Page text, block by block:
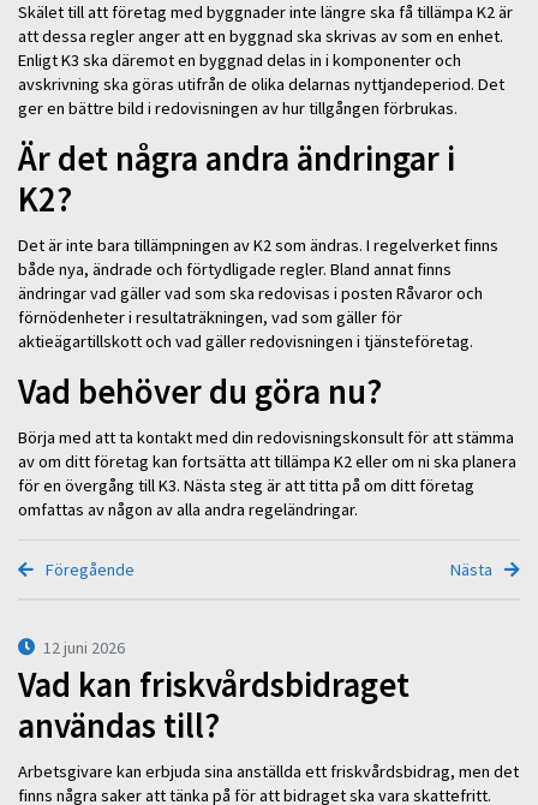
Skälet till att företag med byggnader inte längre ska få tillämpa K2 är
att dessa regler anger att en byggnad ska skrivas av som en enhet.
Enligt K3 ska däremot en byggnad delas in i komponenter och
avskrivning ska göras utifrån de olika delarnas nyttjandeperiod. Det
ger en bättre bild i redovisningen av hur tillgången förbrukas.
Är det några andra ändringar i
K2?
Det är inte bara tillämpningen av K2 som ändras. I regelverket finns
både nya, ändrade och förtydligade regler. Bland annat finns
ändringar vad gäller vad som ska redovisas i posten Råvaror och
förnödenheter i resultaträkningen, vad som gäller för
aktieägartillskott och vad gäller redovisningen i tjänsteföretag.
Vad behöver du göra nu?
Börja med att ta kontakt med din redovisningskonsult för att stämma
av om ditt företag kan fortsätta att tillämpa K2 eller om ni ska planera
för en övergång till K3. Nästa steg är att titta på om ditt företag
omfattas av någon av alla andra regeländringar.
Föregående Nästa
12 juni 2026
Vad kan friskvårdsbidraget
användas till?
Arbetsgivare kan erbjuda sina anställda ett friskvårdsbidrag, men det
finns några saker att tänka på för att bidraget ska vara skattefritt.